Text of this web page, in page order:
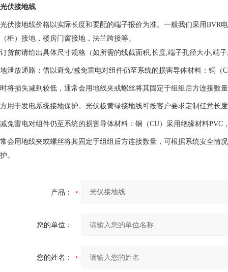
光伏接地线
光伏接地线价格以实际长度和要配的端子报价为准。一般我们采用BVR
（柜）接地，楼房门窗接地，法兰跨接等。
订货前请给出具体尺寸规格（如所需的线截面积,长度,端子孔径大小,端
地泄放通路；借以避免/减免雷电对组件仍至系统的损害导体材料：铜（
时将损失减到较低，通常会用地线夹或螺丝将其固定于组组后方连接数
方用于发电系统接地保护。光伏板黄绿接地线可按客户要求定制任意长
减免雷电对组件仍至系统的损害导体材料：铜（CU）采用绝缘材料PVC
常会用地线夹或螺丝将其固定于组组后方连接数量，可根据系统安全情
护。
产品：
您的单位：
您的姓名：